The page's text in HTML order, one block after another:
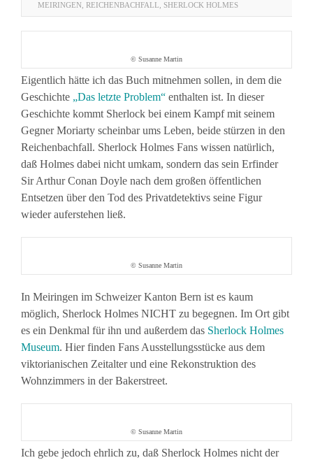
MEIRINGEN REICHENBACHFALL SHERLOCK HOLMES
© Susanne Martin
Eigentlich hätte ich das Buch mitnehmen sollen, in dem die
Geschichte „Das letzte Problem“ enthalten ist. In dieser
Geschichte kommt Sherlock bei einem Kampf mit seinem
Gegner Moriarty scheinbar ums Leben, beide stürzen in den
Reichenbachfall. Sherlock Holmes Fans wissen natürlich,
daß Holmes dabei nicht umkam, sondern das sein Erfinder
Sir Arthur Conan Doyle nach dem großen öffentlichen
Entsetzen über den Tod des Privatdetektivs seine Figur
wieder auferstehen ließ.
© Susanne Martin
In Meiringen im Schweizer Kanton Bern ist es kaum
möglich, Sherlock Holmes NICHT zu begegnen. Im Ort gibt
es ein Denkmal für ihn und außerdem das Sherlock Holmes
Museum. Hier finden Fans Ausstellungsstücke aus dem
viktorianischen Zeitalter und eine Rekonstruktion des
Wohnzimmers in der Bakerstreet.
© Susanne Martin
Ich gebe jedoch ehrlich zu, daß Sherlock Holmes nicht der